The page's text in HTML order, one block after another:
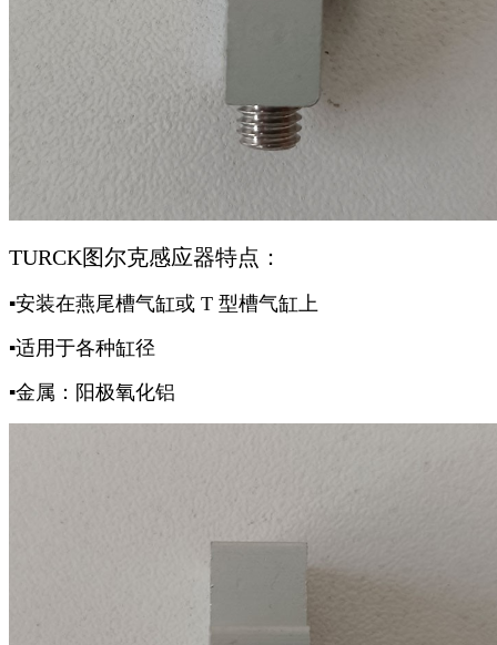
TURCK图尔克感应器特点：
▪安装在燕尾槽气缸或 T 型槽气缸上
▪适用于各种缸径
▪金属：阳极氧化铝